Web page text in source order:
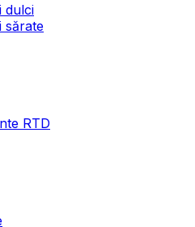
dulci
sărate
RTD